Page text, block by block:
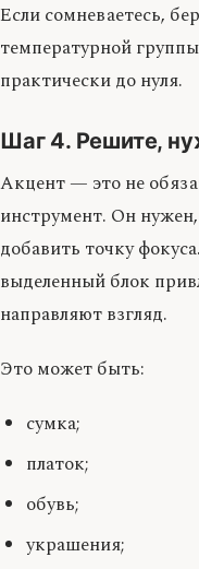
Если сомневаетесь,
температурной
практически до нуля.
Шаг 4. Решите,
Акцент — это не
инструмент. Он
добавить точку
выделенный блок
направляют взгляд.
Это может быть:
сумка;
платок;
обувь;
украшения;